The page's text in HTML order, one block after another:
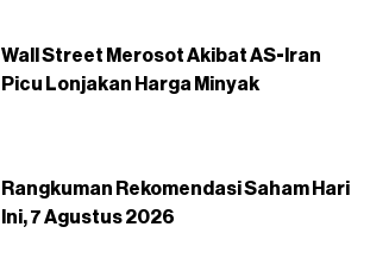
Wall Street Merosot Akibat AS-Iran
Picu Lonjakan Harga Minyak
Rangkuman Rekomendasi Saham Hari
Ini, 7 Agustus 2026